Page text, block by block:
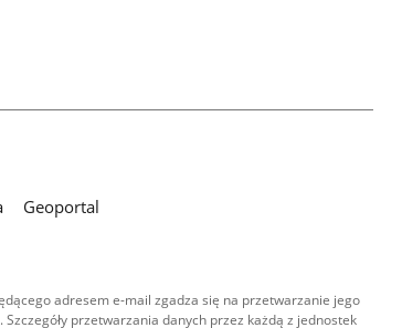
Geoportal
adresem e-mail zgadza się na przetwarzanie jego
przetwarzania danych przez każdą z jednostek